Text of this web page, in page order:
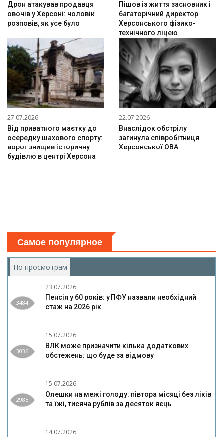
Дрон атакував продавця
овочів у Херсоні: чоловік
розповів, як усе було
Пішов із життя засновник і
багаторічний директор
Херсонського фізико-
технічного ліцею
27.07.2026
Від приватного маєтку до
осередку шахового спорту:
ворог знищив історичну
будівлю в центрі Херсона
22.07.2026
Внаслідок обстрілу
загинула співробітниця
Херсонської ОВА
Самое популярное
По просмотрам
3484
23.07.2026
Пенсія у 60 років: у ПФУ назвали необхідний
стаж на 2026 рік
3036
15.07.2026
ВЛК може призначити кілька додаткових
обстежень: що буде за відмову
2985
15.07.2026
Олешки на межі голоду: півтора місяці без ліків
та їжі, тисяча рублів за десяток яєць
14.07.2026